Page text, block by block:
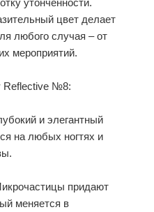
утонченности.
цвет делает
любого случая – от
мероприятий.
Reflective №8:
и элегантный
на любых ногтях и
придают
меняется в